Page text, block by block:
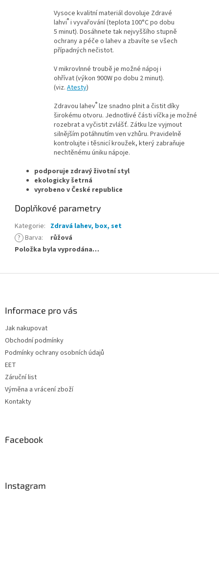
Vysoce kvalitní materiál dovoluje Zdravé
lahvi® i vyvařování (teplota 100°C po dobu
5 minut). Dosáhnete tak nejvyššího stupně
ochrany a péče o lahev a zbavíte se všech
případných nečistot.
V mikrovlnné troubě je možné nápoj i
ohřívat (výkon 900W po dobu 2 minut).
(viz. Atesty)
Zdravou lahev® lze snadno plnit a čistit díky
širokému otvoru. Jednotlivé části víčka je možné
rozebrat a vyčistit zvlášť. Zátku lze vyjmout
silnějším potáhnutím ven vzhůru. Pravidelně
kontrolujte i těsnicí kroužek, který zabraňuje
nechtěnému úniku nápoje.
podporuje zdravý životní styl
ekologicky šetrná
vyrobeno v České republice
Doplňkové parametry
Kategorie: Zdravá lahev, box, set
? Barva:
růžová
Položka byla vyprodána…
Informace pro vás
Jak nakupovat
Obchodní podmínky
Podmínky ochrany osobních údajů
EET
Záruční list
Výměna a vrácení zboží
Kontakty
Facebook
Instagram